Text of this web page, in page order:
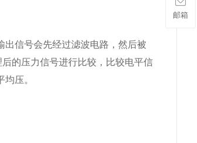
出信号会先经过滤波电路，然后被
的压力信号进行比较，比较电平信
压。
邮箱